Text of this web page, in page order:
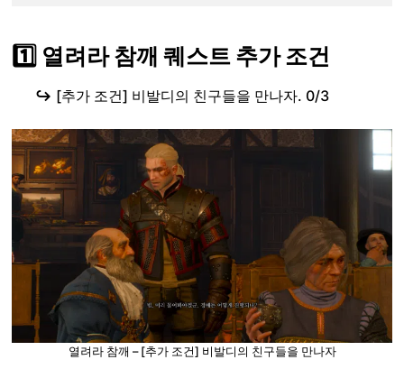
1️⃣ 열려라 참깨 퀘스트 추가 조건
↪️ [추가 조건] 비발디의 친구들을 만나자. 0/3
열려라 참깨 – [추가 조건] 비발디의 친구들을 만나자